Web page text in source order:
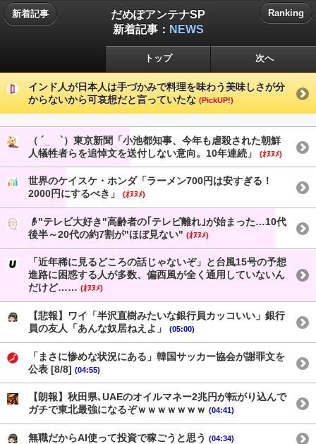
新着記事
だめぽアンテナSP
新着記事： NEWS
Ranking
トップ 次へ
インド人が日本人は手づかみで料理を味わう美味しさが分
からないから可哀想だと言っていたな (PickUP!)
（ ´_ゝ`）東京新聞「小池都知事、今年も虐殺された朝鮮
人犠牲者らを追悼文を送付しない意向。10年連続」
(ｵﾇﾇﾒ)
世界のケイスケ・ホンダ「ラーメン700円は安すぎる！
2000円にするべき」
(ｵﾇﾇﾒ)
👴"テレビ大好き"高齢者の｢テレビ離れ｣が始まった…10代
後半～20代の約7割が"ほぼ見ない" (ｵﾇﾇﾒ)
「近年稀に見るどころの話じゃないぞ」と台風15号の予想
進路に困惑する人が多数、偏西風が全く通用していないん
だけど…… (ｵﾇﾇﾒ)
【悲報】ワイ「半沢直樹みたいな銀行員カッコいい」銀行
員の友人「あんな奴居ねえよ」
(05:00)
「まさに惨めな状況にある」韓国サッカー協会が謝罪文を
公表 [8/8] (04:55)
【朗報】秋田県､UAEのオイルマネー2兆円が転がり込んで
ガチで東北最強になるぞｗｗｗｗｗｗｗ (04:41)
無職だからAI使って投資で稼ごうと思う (04:34)